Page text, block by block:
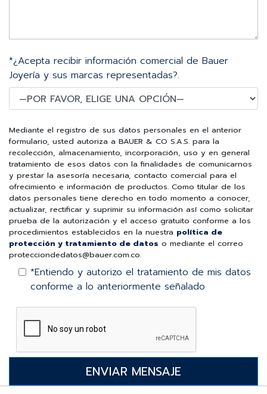
*¿Acepta recibir información comercial de Bauer
Joyería y sus marcas representadas?.
Mediante el registro de sus datos personales en el anterior
formulario, usted autoriza a BAUER & CO S.A.S. para la
recolección, almacenamiento, incorporación, uso y en general
tratamiento de esos datos con la finalidades de comunicarnos
y prestar la asesoría necesaria, contacto comercial para el
ofrecimiento e información de productos. Como titular de los
datos personales tiene derecho en todo momento a conocer,
actualizar, rectificar y suprimir su información así como solicitar
prueba de la autorización y el acceso gratuito conforme a los
procedimientos establecidos en la nuestra política de
protección y tratamiento de datos o mediante el correo
protecciondedatos@bauer.com.co.
*Entiendo y autorizo el tratamiento de mis datos
conforme a lo anteriormente señalado